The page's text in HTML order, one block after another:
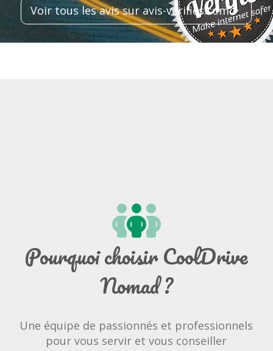
Voir tous les avis sur avis-verifies.com
Pourquoi choisir CoolDrive
Nomad ?
Une équipe de passionnés et professionnels
pour vous servir et vous conseiller